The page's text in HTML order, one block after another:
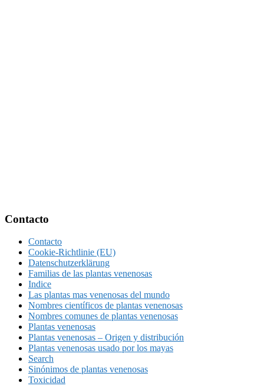
Footer
Contacto
Contacto
Cookie-Richtlinie (EU)
Datenschutzerklärung
Familias de las plantas venenosas
Indice
Las plantas mas venenosas del mundo
Nombres científicos de plantas venenosas
Nombres comunes de plantas venenosas
Plantas venenosas
Plantas venenosas – Origen y distribución
Plantas venenosas usado por los mayas
Search
Sinónimos de plantas venenosas
Toxicidad